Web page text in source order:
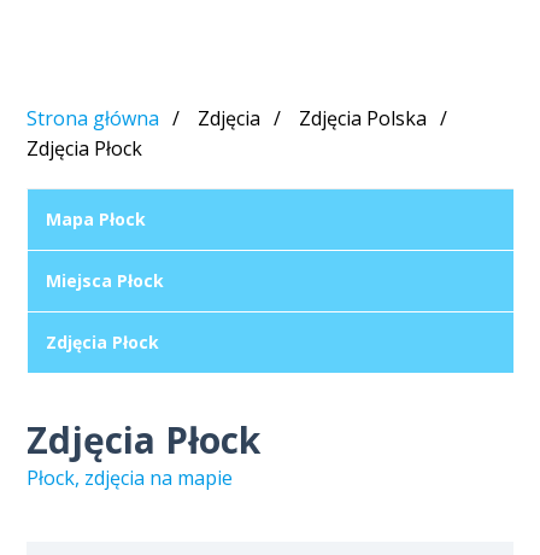
Strona główna Zdjęcia
Zdjęcia Polska
Zdjęcia Płock
Mapa Płock
Miejsca Płock
Zdjęcia Płock
Zdjęcia Płock
Płock, zdjęcia na mapie